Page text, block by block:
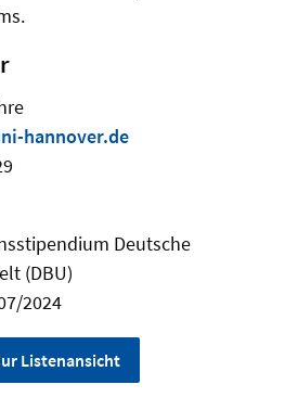
hannover.de
Deutsche
(DBU)
2024
Listenansicht